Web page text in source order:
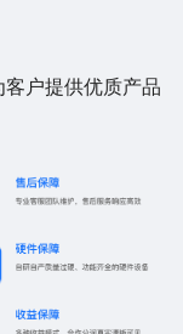
户提供优质产品